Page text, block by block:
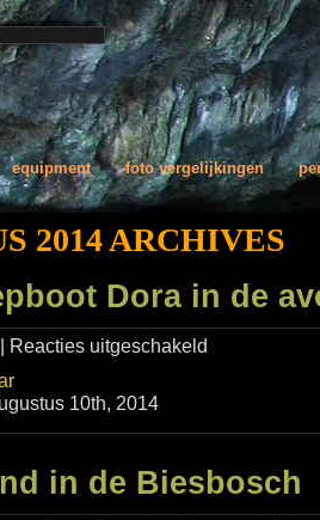
equipment foto vergelijkingen
2014 ARCHIVES
Dora in de
| Reacties uitgeschakeld
10th, 2014
in de Biesbosch